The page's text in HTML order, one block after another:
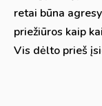
retai būna
priežiūros kaip
Vis dėlto prieš